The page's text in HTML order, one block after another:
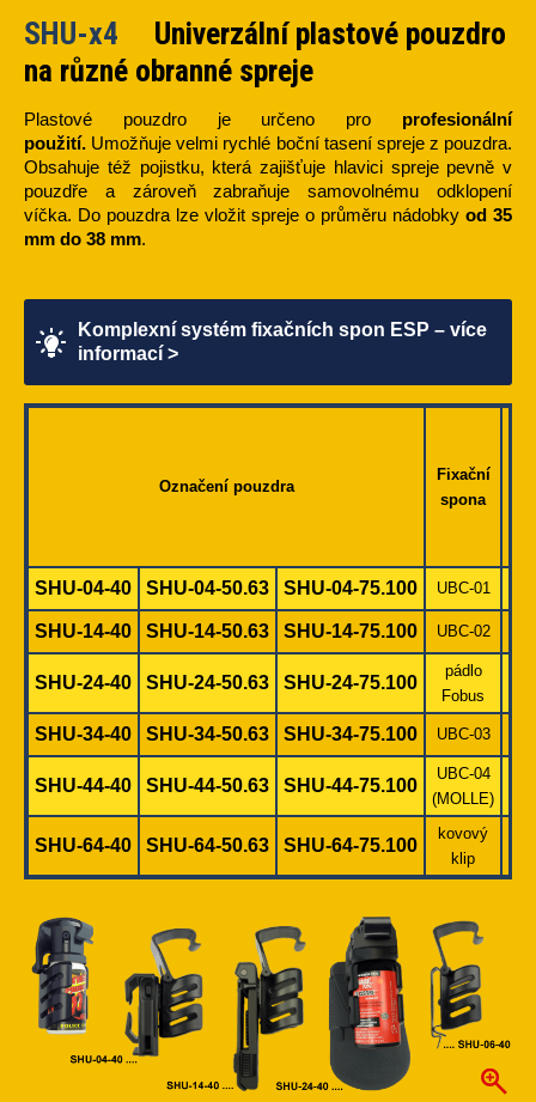
SHU-x4 Univerzální plastové pouzdro
na různé obranné spreje
Plastové pouzdro je určeno pro profesionální
použití. Umožňuje velmi rychlé boční tasení spreje z pouzdra.
Obsahuje též pojistku, která zajišťuje hlavici spreje pevně v
pouzdře a zároveň zabraňuje samovolnému odklopení
víčka. Do pouzdra lze vložit spreje o průměru nádobky od 35
mm do 38 mm.
Komplexní systém fixačních spon ESP – více
informací >
Označení pouzdra
Fixační
spona
SHU-04-40 SHU-04-50.63 SHU-04-75.100 UBC-01
SHU-14-40 SHU-14-50.63 SHU-14-75.100 UBC-02
SHU-24-40 SHU-24-50.63 SHU-24-75.100
pádlo
Fobus
SHU-34-40 SHU-34-50.63 SHU-34-75.100 UBC-03
SHU-44-40 SHU-44-50.63 SHU-44-75.100
UBC-04
(MOLLE)
SHU-64-40 SHU-64-50.63 SHU-64-75.100
kovový
klip